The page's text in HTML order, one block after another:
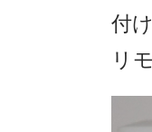
付
リ